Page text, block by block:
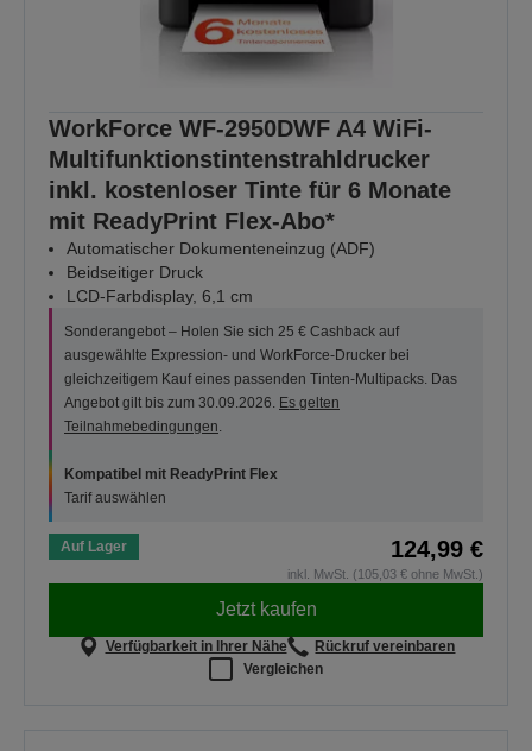
WorkForce WF-2950DWF A4 WiFi-
Multifunktionstintenstrahldrucker
inkl. kostenloser Tinte für 6 Monate
mit ReadyPrint Flex-Abo*
Automatischer Dokumenteneinzug (ADF)
Beidseitiger Druck
LCD-Farbdisplay, 6,1 cm
Sonderangebot – Holen Sie sich 25 € Cashback auf
ausgewählte Expression- und WorkForce-Drucker bei
gleichzeitigem Kauf eines passenden Tinten-Multipacks. Das
Angebot gilt bis zum 30.09.2026. Es gelten
Teilnahmebedingungen
Kompatibel mit ReadyPrint Flex
Tarif auswählen
Auf Lager 124,99 €
inkl. MwSt. (105,03 € ohne MwSt.)
Jetzt kaufen
Verfügbarkeit in Ihrer Nähe
Rückruf vereinbaren
Vergleichen